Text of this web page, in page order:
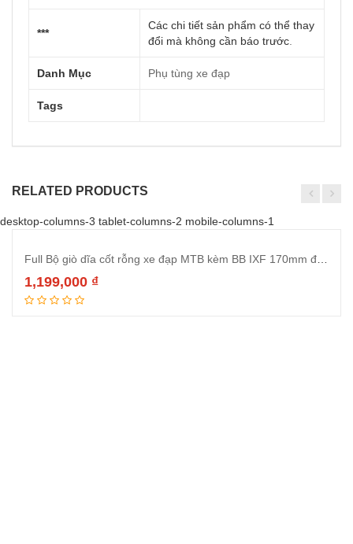
***
Các chi tiết sản phẩm có thể thay
đổi mà không cần báo trước
Danh Mục Phụ tùng xe đạp
Tags
RELATED PRODUCTS
desktop-columns-3 tablet-columns-2 mobile-columns-1
1,199,000 ₫